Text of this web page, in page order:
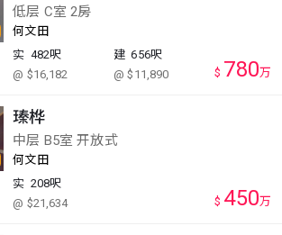
低层 C室 2房
何文田
实 482呎
@ $16,182
建 656呎
@ $11,890
$ 780万
瑧桦
中层 B5室 开放式
何文田
实 208呎
@ $21,634
$ 450万